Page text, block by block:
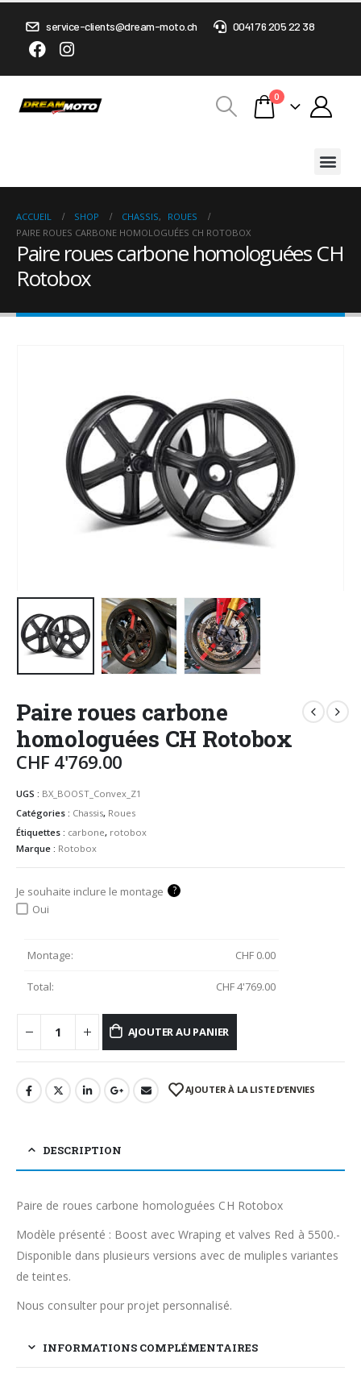
service-clients@dream-moto.ch 0041 76 205 22 38
0
ACCUEIL SHOP CHASSIS,
ROUES
PAIRE ROUES CARBONE HOMOLOGUÉES CH ROTOBOX
Paire roues carbone homologuées CH
Rotobox
Paire roues carbone
homologuées CH Rotobox
CHF 4'769.00
UGS : BX_BOOST_Convex_Z1
Catégories : Chassis, Roues
Étiquettes : carbone, rotobox
Marque : Rotobox
Je souhaite inclure le montage ?
Oui
Montage: CHF 0.00
Total: CHF4'769.00
AJOUTER AU PANIER
AJOUTER À LA LISTE D’ENVIES
DESCRIPTION
Paire de roues carbone homologuées CH Rotobox
Modèle présenté : Boost avec Wraping et valves Red à 5500.-
Disponible dans plusieurs versions avec de muliples variantes
de teintes.
Nous consulter pour projet personnalisé.
INFORMATIONS COMPLÉMENTAIRES